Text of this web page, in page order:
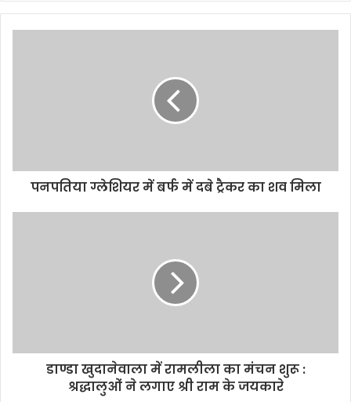
पनपतिया ग्लेशियर में बर्फ में दबे ट्रैकर का शव मिला
डाण्डा खुदानेवाला में रामलीला का मंचन शुरू :
श्रद्धालुओं ने लगाए श्री राम के जयकारे